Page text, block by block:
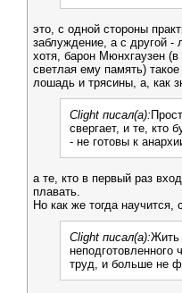
это, с одной стороны
заблуждение, а с другой -
хотя, барон Мюнхгаузен
светлая ему память)
лошадь и трясины, а, как
Clight писал(а):
свергает, и те, кто
- не готовы к
а те, кто в первый раз
плавать.
Но как же тогда научится,
Clight писал(а):Жить
неподготовленного
труд, и больше не